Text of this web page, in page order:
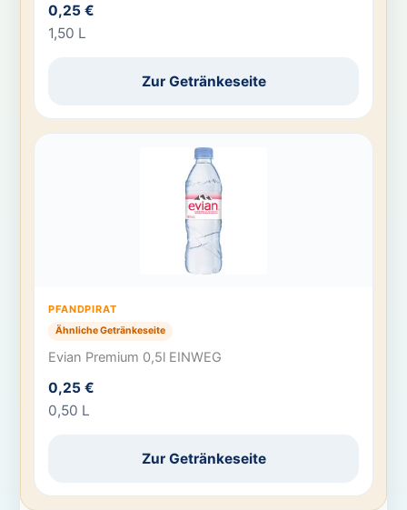
0,25 €
1,50 L
Zur Getränkeseite
PFANDPIRAT
Ähnliche Getränkeseite
Evian Premium 0,5l EINWEG
0,25 €
0,50 L
Zur Getränkeseite